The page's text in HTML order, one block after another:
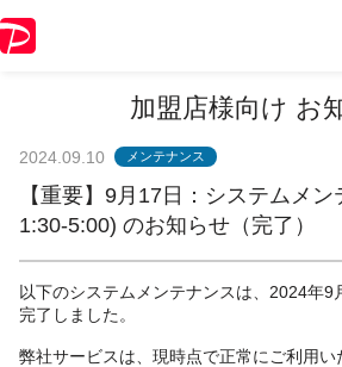
加盟店様向け お
2024.09.10 メンテナンス
【重要】9月17日：システムメ
1:30-5:00) のお知らせ（完了）
以下のシステムメンテナンスは、2024年9
完了しました。
弊社サービスは、現時点で正常にご利用